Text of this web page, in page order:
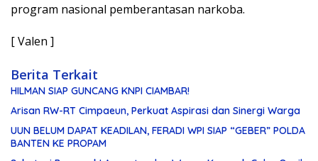
program nasional pemberantasan narkoba.
[ Valen ]
Berita Terkait
HILMAN SIAP GUNCANG KNPI CIAMBAR!
Arisan RW-RT Cimpaeun, Perkuat Aspirasi dan Sinergi Warga
UUN BELUM DAPAT KEADILAN, FERADI WPI SIAP “GEBER” POLDA
BANTEN KE PROPAM